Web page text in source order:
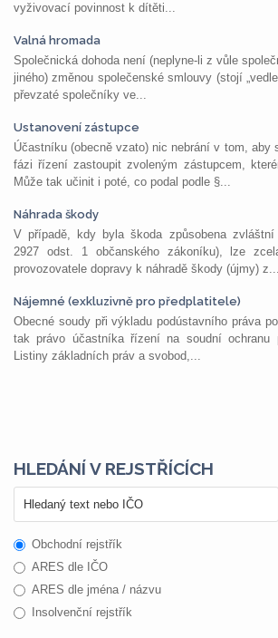
vyživovací povinnost k dítěti...
Valná hromada
Společnická dohoda není (neplyne-li z vůle
jiného) změnou společenské smlouvy (stojí
převzaté společníky ve...
Ustanovení zástupce
Účastníku (obecně vzato) nic nebrání v tom, aby
fázi řízení zastoupit zvoleným zástupcem,
Může tak učinit i poté, co podal podle §...
Náhrada škody
V případě, kdy byla škoda způsobena zvláštní
2927 odst. 1 občanského zákoníku), lze
provozovatele dopravy k náhradě škody (újmy) z...
Nájemné (exkluzivně pro předplatitele)
Obecné soudy při výkladu podústavního práva
tak právo účastníka řízení na soudní
Listiny základních práv a svobod,...
HLEDÁNÍ V REJSTŘÍCÍCH
Obchodní rejstřík
ARES dle IČO
ARES dle jména / názvu
Insolvenční rejstřík